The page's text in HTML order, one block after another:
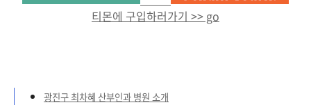
티몬에 구입하러가기 >> go
광진구 최차혜 산부인과 병원 소개